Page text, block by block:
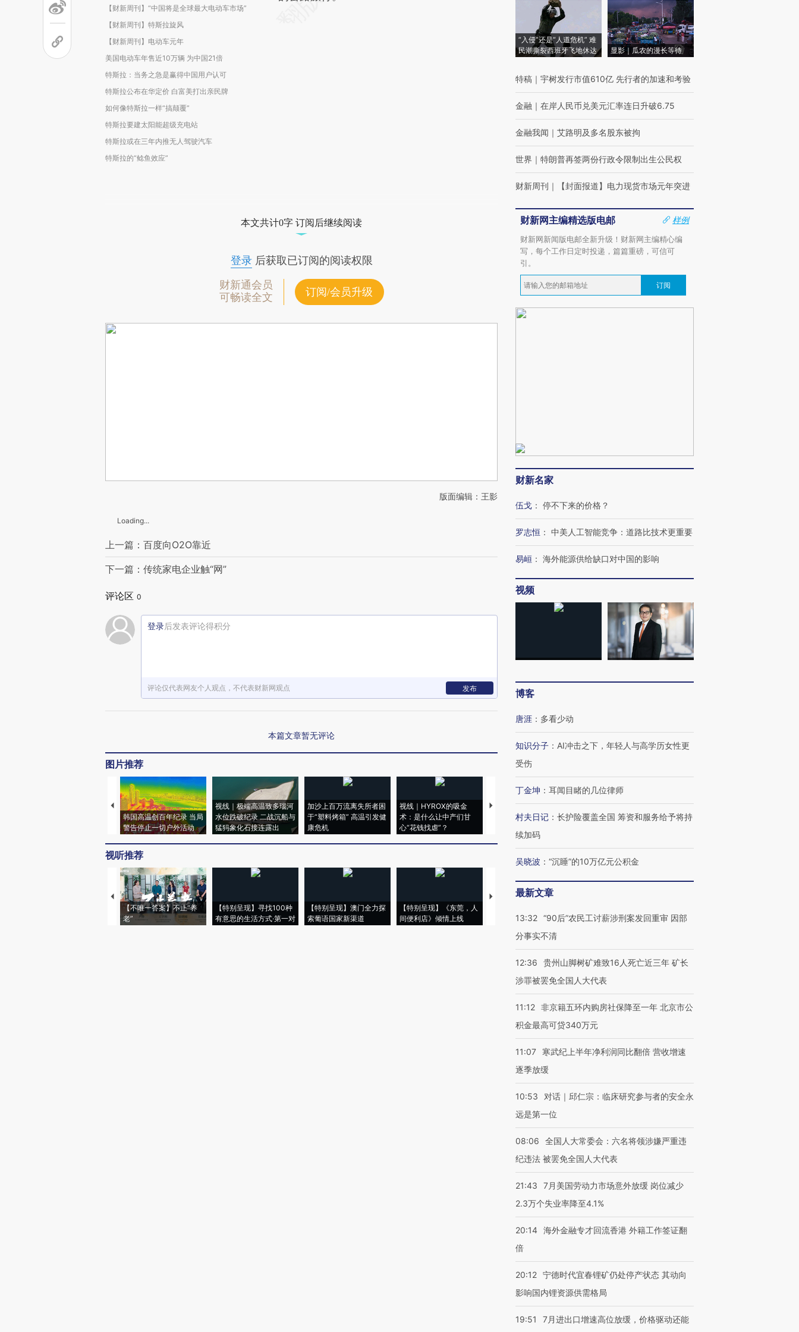
【财新周刊】“中国将是全球最大电动车市场”
【财新周刊】特斯拉旋风
【财新周刊】电动车元年
美国电动车年售近10万辆 为中国21倍
特斯拉：当务之急是赢得中国用户认可
特斯拉公布在华定价 白富美打出亲民牌
如何像特斯拉一样“搞颠覆”
特斯拉要建太阳能超级充电站
特斯拉或在三年内推无人驾驶汽车
特斯拉的“鲶鱼效应”
本文共计0字 订阅后继续阅读
登录后获取已订阅的阅读权限
财新通会员
可畅读全文
订阅/会员升级
版面编辑：王影
Loading...
上一篇：百度向O2O靠近
下一篇：传统家电企业触“网”
评论区 0
登录后发表评论得积分
评论仅代表网友个人观点，不代表财新网观点 发布
本篇文章暂无评论
图片推荐
韩国高温创百年纪录 当局
警告停止一切户外活动
视线｜极端高温致多瑙河
水位跌破纪录 二战沉船与
猛犸象化石接连露出
加沙上百万流离失所者困
于“塑料烤箱” 高温引发健
康危机
视线｜HYROX的吸金
术：是什么让中产们甘
心“花钱找虐”？
马航飞行员跨国走私7万
粒摇头丸 尿检体内含3种
视线｜被称为“蟑螂”的印
度Z世代 用街头抗争将教
视线｜“入侵”还是“人道危
机”？难民潮撕裂西班牙
视听推荐
【不唯一答案】不止“养
老”
【特别呈现】寻找100种
有意思的生活方式·第一对
【特别呈现】澳门全力探
索葡语国家新渠道
【特别呈现】《东莞，人
间便利店》倾情上线
【推广】走进第四届链博
有意思的生活方式·第三对
住三大增长引擎是什么？
“入侵”还是“人道危机” 难
民潮撕裂西班牙飞地休达
显影｜瓜农的漫长等待
特稿 ｜ 宇树发行市值610亿 先行者的加速和考验
金融 ｜ 在岸人民币兑美元汇率连日升破6.75
金融我闻 ｜ 艾路明及多名股东被拘
世界 ｜ 特朗普再签两份行政令限制出生公民权
财新周刊 ｜ 【封面报道】电力现货市场元年突进
财新网主编精选版电邮
样例
财新网新闻版电邮全新升级！财新网主编精心编
写，每个工作日定时投递，篇篇重磅，可信可
引。
订阅
财新名家
伍戈 ： 停不下来的价格？
罗志恒 ： 中美人工智能竞争：道路比技术更重要
易峘 ： 海外能源供给缺口对中国的影响
视频
博客
唐涯 ： 多看少动
知识分子 ： AI冲击之下，年轻人与高学历女性更
受伤
丁金坤 ： 耳闻目睹的几位律师
村夫日记 ： 长护险覆盖全国 筹资和服务给予将持
续加码
吴晓波 ： “沉睡”的10万亿元公积金
最新文章
13:32 “90后”农民工讨薪涉刑案发回重审 因部
分事实不清
12:36
贵州山脚树矿难致16人死亡近三年 矿长
涉罪被罢免全国人大代表
11:12 非京籍五环内购房社保降至一年 北京市公
积金最高可贷340万元
11:07
寒武纪上半年净利润同比翻倍 营收增速
逐季放缓
10:53
对话｜邱仁宗：临床研究参与者的安全永
远是第一位
08:06
全国人大常委会：六名将领涉嫌严重违
纪违法 被罢免全国人大代表
21:43
7月美国劳动力市场意外放缓 岗位减少
2.3万个失业率降至4.1%
20:14 海外金融专才回流香港 外籍工作签证翻
倍
20:12 宁德时代宜春锂矿仍处停产状态 其动向
影响国内锂资源供需格局
19:51 7月进出口增速高位放缓，价格驱动还能